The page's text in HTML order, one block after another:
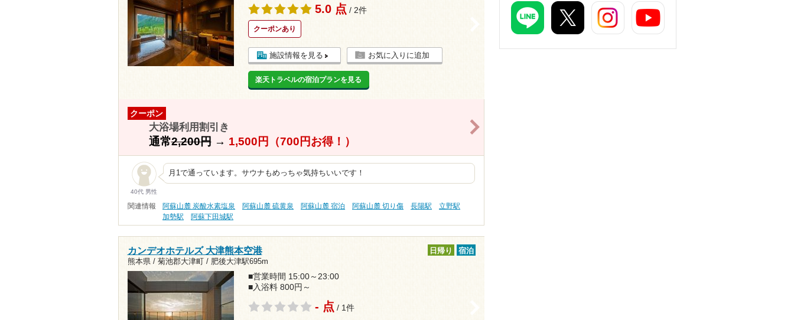
5.0 点 / 2件
クーポンあり
施設情報を見る お気に入りに追加
楽天トラベルの宿泊プランを見る
クーポン
大浴場利用割引き
通常2,200円→ 1,500円（700円お得！）
40代 男性
月1で通っています。サウナもめっちゃ気持ちいいです！
関連情報 阿蘇山麓 炭酸水素塩泉 阿蘇山麓 硫黄泉 阿蘇山麓 宿泊 阿蘇山麓 切り傷 長陽駅
立野駅
加勢駅
阿蘇下田城駅
カンデオホテルズ 大津熊本空港
熊本県 / 菊池郡大津町 / 肥後大津駅695m
日帰り 宿泊
■営業時間 15:00～23:00
■入浴料 800円～
- 点 / 1件